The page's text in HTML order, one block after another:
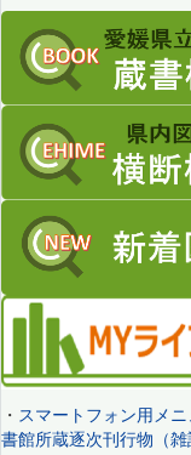
・ スマートフォン用メ
書館所蔵逐次刊行物（